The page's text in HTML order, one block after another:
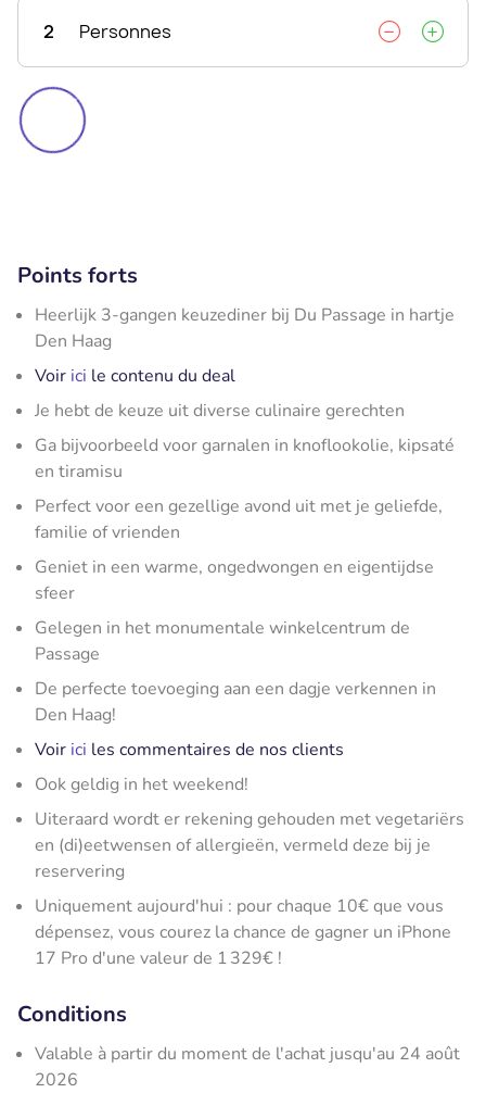
2 Personnes
Points forts
Heerlijk 3-gangen keuzediner bij Du Passage in hartje
Den Haag
Voir ici le contenu du deal
Je hebt de keuze uit diverse culinaire gerechten
Ga bijvoorbeeld voor garnalen in knoflookolie, kipsaté
en tiramisu
Perfect voor een gezellige avond uit met je geliefde,
familie of vrienden
Geniet in een warme, ongedwongen en eigentijdse
sfeer
Gelegen in het monumentale winkelcentrum de
Passage
De perfecte toevoeging aan een dagje verkennen in
Den Haag!
Voir ici les commentaires de nos clients
Ook geldig in het weekend!
Uiteraard wordt er rekening gehouden met vegetariërs
en (di)eetwensen of allergieën, vermeld deze bij je
reservering
Uniquement aujourd'hui : pour chaque 10€ que vous
dépensez, vous courez la chance de gagner un iPhone
17 Pro d'une valeur de 1 329€ !
Conditions
Valable à partir du moment de l'achat jusqu'au 24 août
2026